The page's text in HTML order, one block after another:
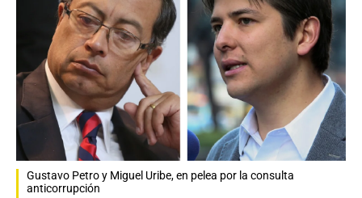
Gustavo Petro y Miguel Uribe, en pelea por la consulta
anticorrupción